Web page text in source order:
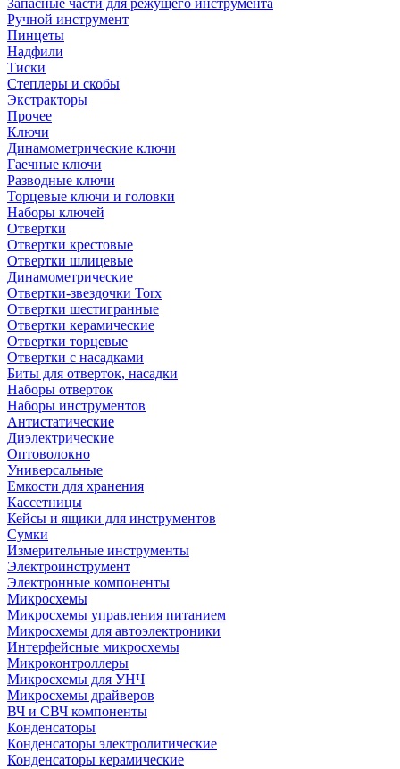
Запасные части для режущего инструмента
Ручной инструмент
Пинцеты
Надфили
Тиски
Степлеры и скобы
Экстракторы
Прочее
Ключи
Динамометрические ключи
Гаечные ключи
Разводные ключи
Торцевые ключи и головки
Наборы ключей
Отвертки
Отвертки крестовые
Отвертки шлицевые
Динамометрические
Отвертки-звездочки Torx
Отвертки шестигранные
Отвертки керамические
Отвертки торцевые
Отвертки с насадками
Биты для отверток, насадки
Наборы отверток
Наборы инструментов
Антистатические
Диэлектрические
Оптоволокно
Универсальные
Емкости для хранения
Кассетницы
Кейсы и ящики для инструментов
Сумки
Измерительные инструменты
Электроинструмент
Электронные компоненты
Микросхемы
Микросхемы управления питанием
Микросхемы для автоэлектроники
Интерфейсные микросхемы
Микроконтроллеры
Микросхемы для УНЧ
Микросхемы драйверов
ВЧ и СВЧ компоненты
Конденсаторы
Конденсаторы электролитические
Конденсаторы керамические